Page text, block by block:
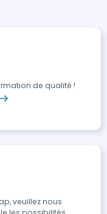
de qualité !
veuillez nous